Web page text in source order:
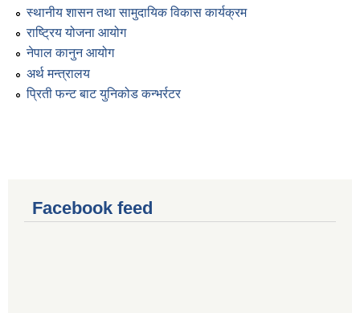
स्थानीय शासन तथा सामुदायिक विकास कार्यक्रम
राष्ट्रिय योजना आयोग
नेपाल कानुन आयोग
अर्थ मन्त्रालय
प्रिती फन्ट बाट युनिकोड कन्भर्रटर
Facebook feed